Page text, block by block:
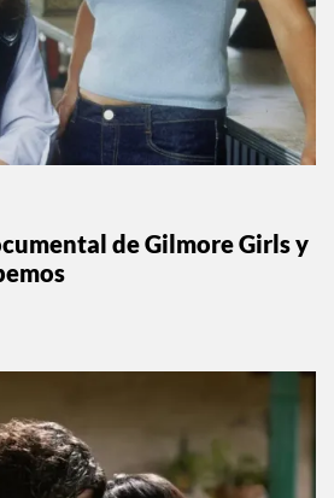
de Gilmore Girls y